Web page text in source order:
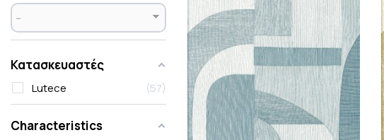
Κατασκευαστές
Lutece 57
Characteristics